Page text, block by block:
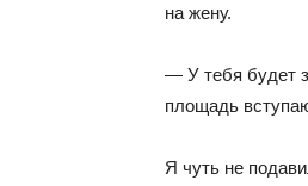
на жену.
— У тебя будет
площадь
Я чуть не